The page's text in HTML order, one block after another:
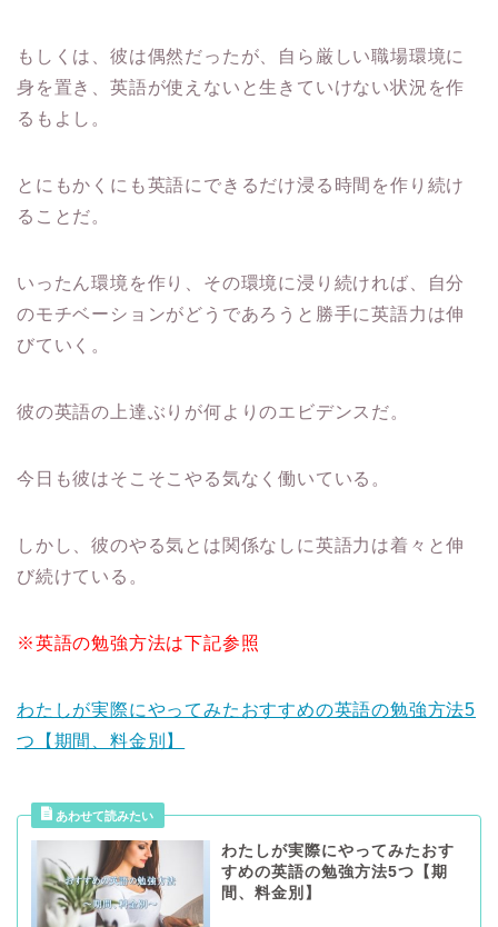
もしくは、彼は偶然だったが、自ら厳しい職場環境に
身を置き、英語が使えないと生きていけない状況を作
るもよし。
とにもかくにも英語にできるだけ浸る時間を作り続け
ることだ。
いったん環境を作り、その環境に浸り続ければ、自分
のモチベーションがどうであろうと勝手に英語力は伸
びていく。
彼の英語の上達ぶりが何よりのエビデンスだ。
今日も彼はそこそこやる気なく働いている。
しかし、彼のやる気とは関係なしに英語力は着々と伸
び続けている。
※英語の勉強方法は下記参照
わたしが実際にやってみたおすすめの英語の勉強方法5
つ【期間、料金別】
わたしが実際にやってみたおす
すめの英語の勉強方法5つ【期
間、料金別】